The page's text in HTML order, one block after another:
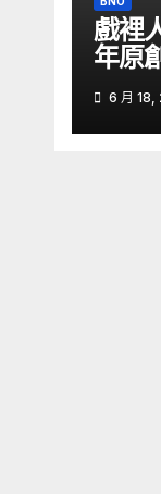
戲裡
年原
又可
–6 月